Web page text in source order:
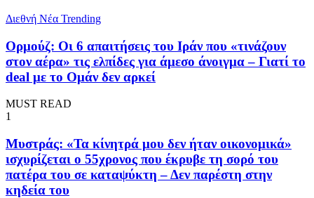
Διεθνή Νέα Trending
Ορμούζ: Οι 6 απαιτήσεις του Ιράν που «τινάζουν
στον αέρα» τις ελπίδες για άμεσο άνοιγμα – Γιατί το
deal με το Ομάν δεν αρκεί
MUST READ
1
Μυστράς: «Τα κίνητρά μου δεν ήταν οικονομικά»
ισχυρίζεται ο 55χρονος που έκρυβε τη σορό του
πατέρα του σε καταψύκτη – Δεν παρέστη στην
κηδεία του